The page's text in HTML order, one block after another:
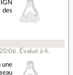
des
. Évalué à 4.
une